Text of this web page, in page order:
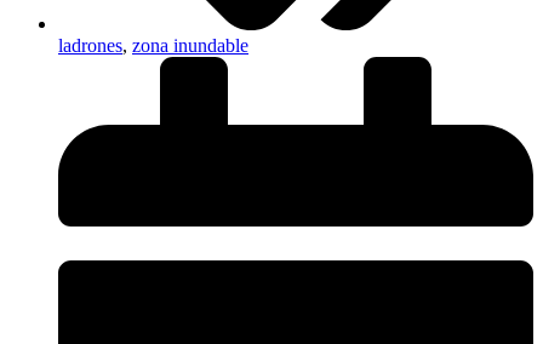
ladrones, zona inundable